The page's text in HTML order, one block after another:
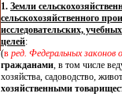
1. Земли
сельскохозяйственного
исследовательских,
целей:
(в ред. Федеральных
гражданами, в том числе
хозяйства, садоводство,
хозяйственными